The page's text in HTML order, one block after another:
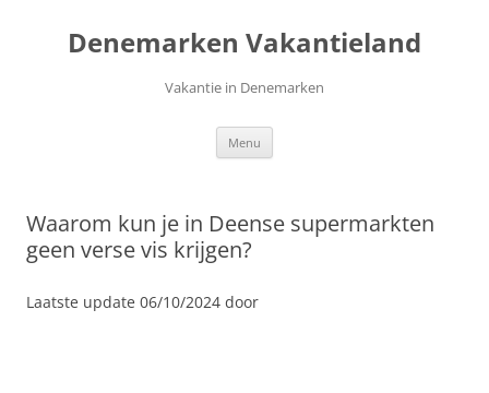
inhoudDenemarken Vakantieland
Vakantie in Denemarken
Menu
Waarom kun je in Deense supermarkten
geen verse vis krijgen?
Laatste update 06/10/2024 door